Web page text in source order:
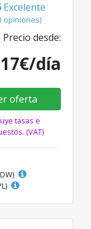
Excelente
opiniones)
Precio desde:
día
oferta
tasas e
(VAT)